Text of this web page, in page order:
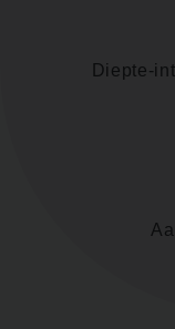
Diepte-